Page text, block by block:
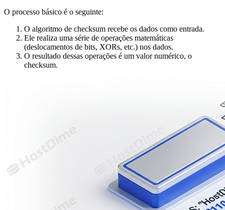
O processo básico é o seguinte:
O algoritmo de checksum recebe os dados como entrada.
Ele realiza uma série de operações matemáticas
(deslocamentos de bits, XORs, etc.) nos dados.
O resultado dessas operações é um valor numérico, o
checksum.